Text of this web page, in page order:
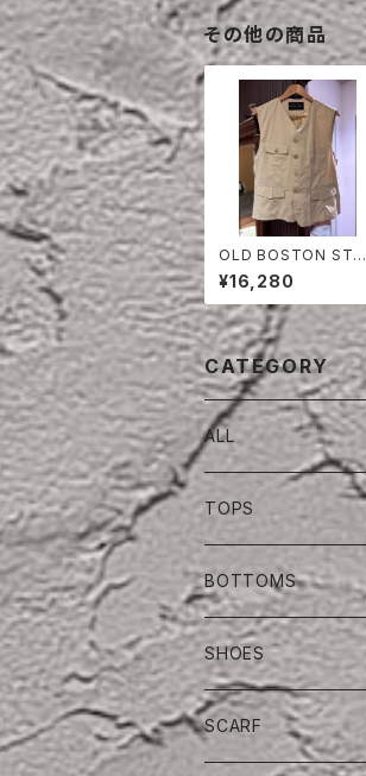
その他の商品
OLD BOSTON STO
RE COTTON×POLY
VEST
¥16,280
CATEGORY
ALL
TOPS
BOTTOMS
SHOES
SCARF